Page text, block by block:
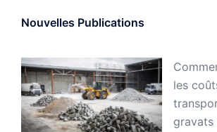
Nouvelles Publications
les
gravats